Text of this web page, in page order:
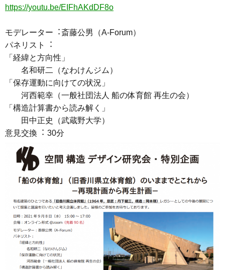
https://youtu.be/EIFhAKdDF8o
モデレーター︓斎藤公男（A-Forum）
パネリスト︓
「経緯と方向性」
名和研二（なわけんジム）
「保存運動に向けての状況」
河西範幸（一般社団法人 船の体育館 再生の会）
「構造計算書から読み解く」
田中正史（武蔵野大学）
意見交換︓ 30分